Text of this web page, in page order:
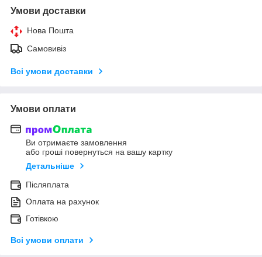
Умови доставки
Нова Пошта
Самовивіз
Всі умови доставки
Умови оплати
Ви отримаєте замовлення
або гроші повернуться на вашу картку
Детальніше
Післяплата
Оплата на рахунок
Готівкою
Всі умови оплати